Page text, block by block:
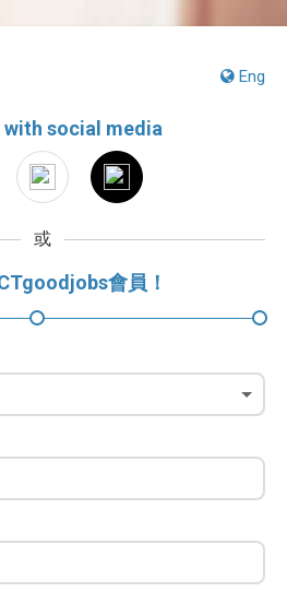
Eng
with social media
或
會員！